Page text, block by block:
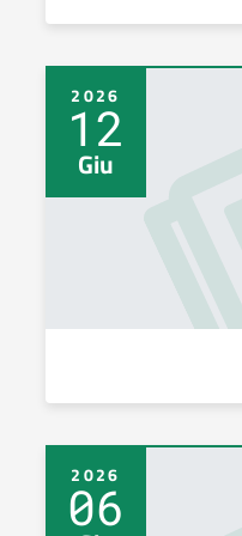
2026
12
Giu
2026
06